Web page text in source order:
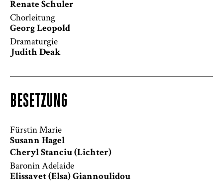
Renate Schuler
Chorleitung
Georg Leopold
Dramaturgie
Judith Deak
BESETZUNG
Fürstin Marie
Susann Hagel
Cheryl Stanciu (Lichter)
Baronin Adelaide
Elissavet (Elsa) Giannoulidou